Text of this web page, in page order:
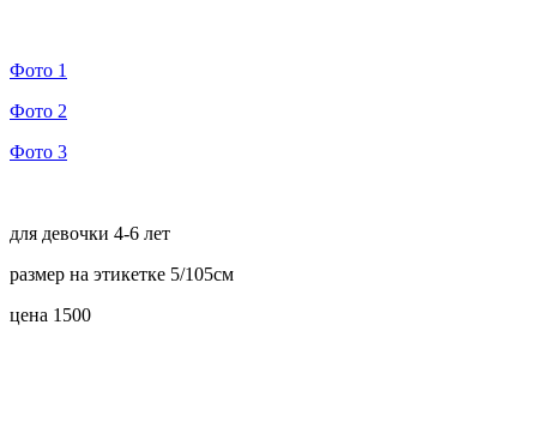
Фото 1
Фото 2
Фото 3
для девочки 4-6 лет
размер на этикетке 5/105см
цена 1500